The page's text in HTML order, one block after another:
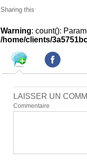
Sharing this
Warning: count():
/home/clients/
LAISSER UN
Commentaire